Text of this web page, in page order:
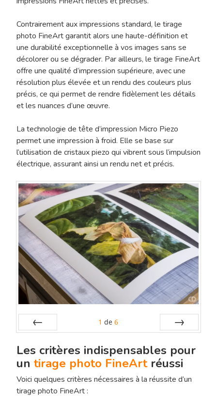
Contrairement aux impressions standard, le tirage
photo FineArt garantit alors une haute-définition et
une durabilité exceptionnelle à vos images sans se
décolorer ou se dégrader. Par ailleurs, le tirage FineArt
offre une qualité d’impression supérieure, avec une
résolution plus élevée et un rendu des couleurs plus
précis, ce qui permet de rendre fidèlement les détails
et les nuances d’une œuvre.
La technologie de tête d’impression Micro Piezo
permet une impression à froid. Elle se base sur
l’utilisation de cristaux piezo qui vibrent sous l’impulsion
électrique, assurant ainsi un rendu net et précis.
1 de 6
Les critères indispensables pour
un tirage photo FineArtréussi
Voici quelques critères nécessaires à la réussite d’un
tirage photo FineArt :